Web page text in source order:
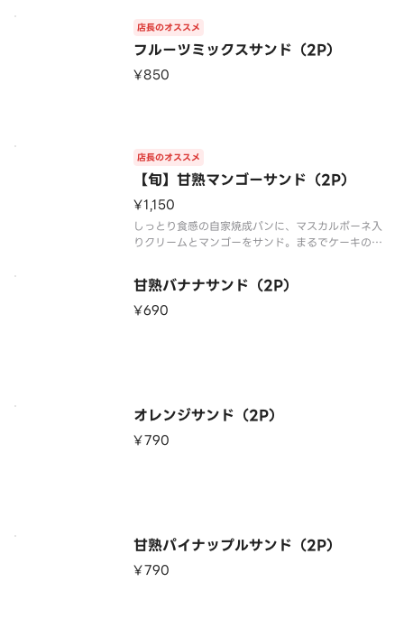
フルーツミックスサンド（2P）
店長のオススメ
¥850
【旬】甘熟マンゴーサンド（2P）
店長のオススメ
¥1,150
しっとり食感の自家焼成パンに、マスカルポーネ入
りクリームとマンゴーをサンド。まるでケーキのよ
チとのハーフ＆ハーフでもお楽しみいただけます
甘熟バナナサンド（2P）
¥690
オレンジサンド（2P）
¥790
甘熟パイナップルサンド（2P）
¥790